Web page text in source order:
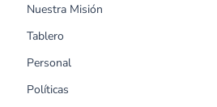
Nuestra Misión
Tablero
Personal
Políticas